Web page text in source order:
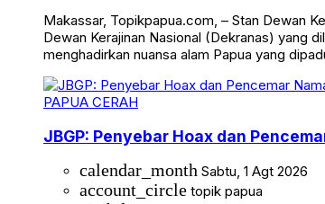
Makassar, Topikpapua.com, – Stan Dewan
Dewan Kerajinan Nasional (Dekranas) yang
menghadirkan nuansa alam Papua yang
PAPUA CERAH
JBGP: Penyebar Hoax dan
calendar_month Sabtu, 1 Agt 2026
account_circle topik papua